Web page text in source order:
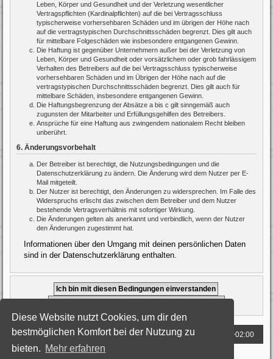
Diese Website nutzt Cookies, um dir den
bestmöglichen Komfort bei der Nutzung zu
bieten. Mehr erfahren
Leben, Körper und Gesundheit und der Verletzung wesentlicher
Vertragspflichten (Kardinalpflichten) auf die bei Vertragsschluss
typischerweise vorhersehbaren Schäden und im übrigen der Höhe nach
auf die vertragstypischen Durchschnittsschäden begrenzt. Dies gilt auch
für mittelbare Folgeschäden wie insbesondere entgangenen Gewinn.
Die Haftung ist gegenüber Unternehmern außer bei der Verletzung von
Leben, Körper und Gesundheit oder vorsätzlichem oder grob fahrlässigem
Verhalten des Betreibers auf die bei Vertragsschluss typischerweise
vorhersehbaren Schäden und im Übrigen der Höhe nach auf die
vertragstypischen Durchschnittsschäden begrenzt. Dies gilt auch für
mittelbare Schäden, insbesondere entgangenen Gewinn.
Die Haftungsbegrenzung der Absätze a bis c gilt sinngemäß auch
zugunsten der Mitarbeiter und Erfüllungsgehilfen des Betreibers.
Ansprüche für eine Haftung aus zwingendem nationalem Recht bleiben
unberührt.
6. Änderungsvorbehalt
Der Betreiber ist berechtigt, die Nutzungsbedingungen und die
Datenschutzerklärung zu ändern. Die Änderung wird dem Nutzer per E-
Mail mitgeteilt.
Der Nutzer ist berechtigt, den Änderungen zu widersprechen. Im Falle des
Widerspruchs erlischt das zwischen dem Betreiber und dem Nutzer
bestehende Vertragsverhältnis mit sofortiger Wirkung.
Die Änderungen gelten als anerkannt und verbindlich, wenn der Nutzer
den Änderungen zugestimmt hat.
Informationen über den Umgang mit deinen persönlichen Daten
sind in der Datenschutzerklärung enthalten.
Foren-Übersicht Alle Zeiten sind UTC+02:00
Powered byphpBB® Forum Software © phpBB Limited